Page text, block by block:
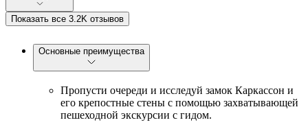
Показать все 3.2K отзывов
Основные преимущества
Пропусти очереди и исследуй замок Каркассон и
его крепостные стены с помощью захватывающей
пешеходной экскурсии с гидом.